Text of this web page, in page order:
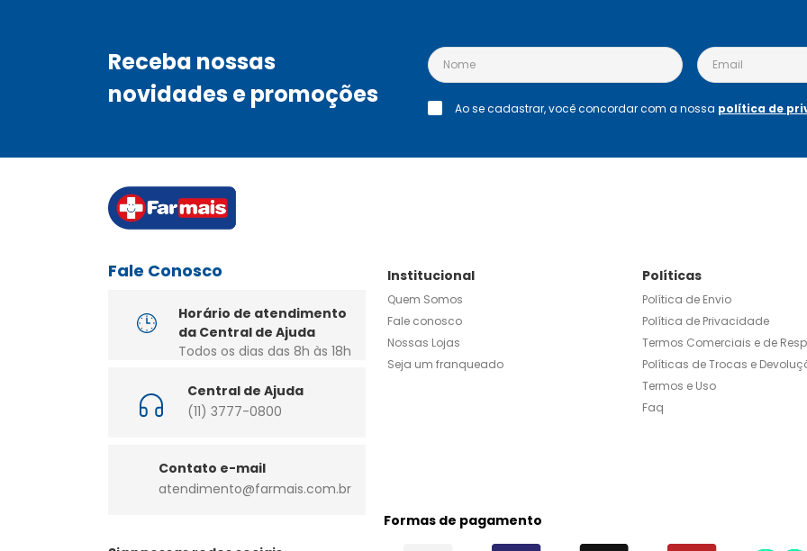
Receba nossas
novidades e promoções
Ao se cadastrar, você concordar com a nossa política de
Fale Conosco
Horário de atendimento
da Central de Ajuda
Todos os dias das 8h às 18h
Central de Ajuda
(11) 3777-0800
Contato e-mail
atendimento@farmais.com.br
Institucional
Quem Somos
Fale conosco
Nossas Lojas
Seja um franqueado
Políticas
Política de Envio
Política de Privacidade
Termos Comerciais e de
Políticas de Trocas e
Termos e Uso
Faq
Formas de pagamento